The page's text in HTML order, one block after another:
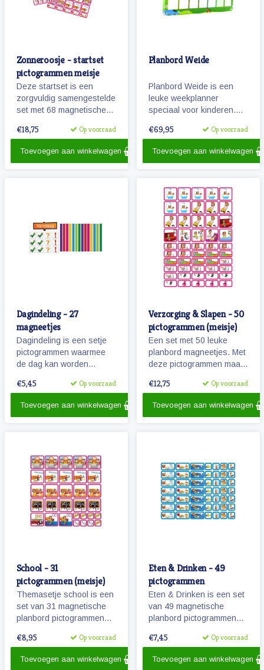
Zonneroosje - startset
pictogrammen meisje
Deze startset is een
zorgvuldig samengestelde
set met 68 magnetische
voor een meisje en is voor
€18,75 Op voorraad
Toevoegen aan winkelwagen
Planbord Weide
Planbord Weide is een
leuke weekplanner
speciaal voor kinderen.
planbord geeft overzicht
magnetische
€69,95 Op voorraad
Toevoegen aan winkelwagen
Dagindeling - 27
magneetjes
Dagindeling is een setje
pictogrammen waarmee
de dag kan worden
onderverdeeld en
gemarkeerd.
€5,45 Op voorraad
Toevoegen aan winkelwagen
Verzorging & Slapen - 50
pictogrammen (meisje)
Een set met 50 leuke
planbord magneetjes. Met
deze pictogrammen maakt
ochtendritueel inzichtelijk
aan de tandarts of kapper.
€12,75 Op voorraad
Toevoegen aan winkelwagen
School - 31
pictogrammen (meisje)
Themasetje school is een
set van 31 magnetische
planbord pictogrammen
o.a. school, overblijven en
€8,95 Op voorraad
Toevoegen aan winkelwagen
Eten & Drinken - 49
pictogrammen
Eten & Drinken is een set
van 49 magnetische
planbord pictogrammen
€7,45 Op voorraad
Toevoegen aan winkelwagen